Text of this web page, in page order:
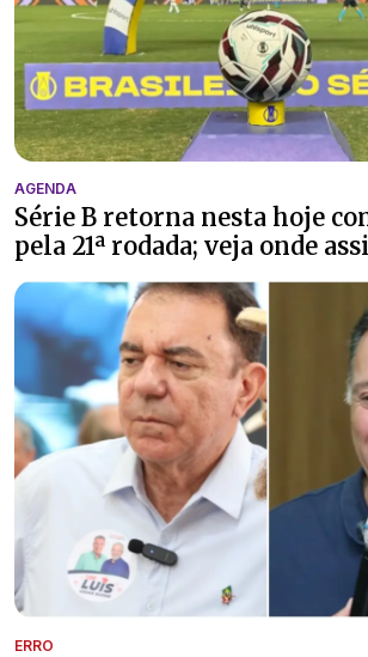
AGENDA
Série B retorna nesta hoje
pela 21ª rodada; veja onde
ERRO